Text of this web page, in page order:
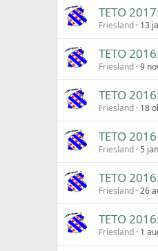
TETO
Friesland 13
TETO
Friesland 9
TETO
Friesland 18
TETO
Friesland 5
TETO
Friesland 26
TETO
Friesland 1